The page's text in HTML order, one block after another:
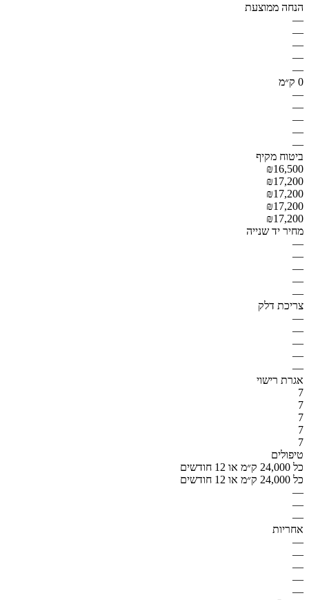
הנחה ממוצעת
—
—
—
—
—
0 ק״מ
—
—
—
—
—
ביטוח מקיף
₪16,500
₪17,200
₪17,200
₪17,200
₪17,200
מחיר יד שנייה
—
—
—
—
—
צריכת דלק
—
—
—
—
—
אגרת רישוי
7
7
7
7
7
טיפולים
כל 24,000 ק״מ או 12 חודשים
כל 24,000 ק״מ או 12 חודשים
—
—
—
אחריות
—
—
—
—
—